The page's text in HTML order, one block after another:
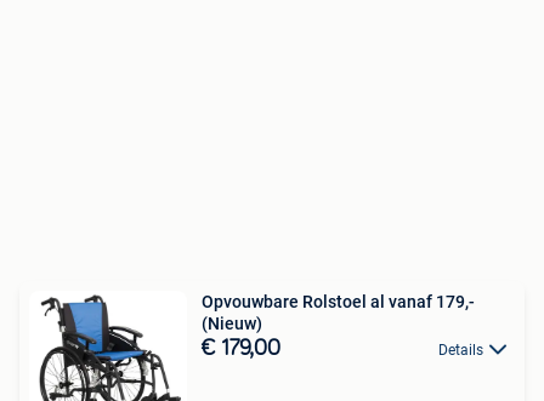
Opvouwbare Rolstoel al vanaf 179,-
(Nieuw)
€ 179,00 Details